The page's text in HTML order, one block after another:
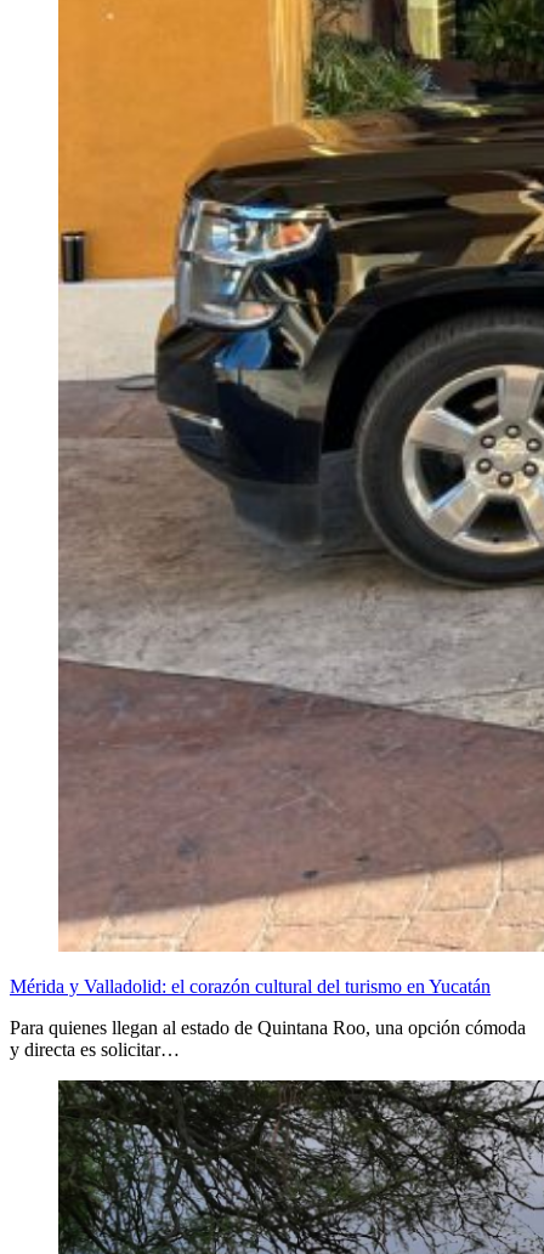
Mérida y Valladolid: el corazón cultural del turismo en Yucatán
Para quienes llegan al estado de Quintana Roo, una opción cómoda
y directa es solicitar…